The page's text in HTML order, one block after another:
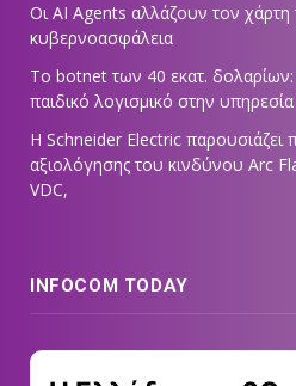
Οι AI Agents αλλάζουν τον
κυβερνοασφάλεια
Το botnet των 40 εκατ.
παιδικό λογισμικό στην
Η Schneider Electric παρουσιάζει
αξιολόγησης του κινδύνου Arc
VDC,
INFOCOM TODAY